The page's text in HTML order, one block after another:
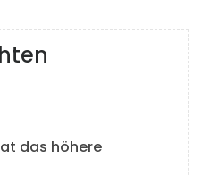
das höhere